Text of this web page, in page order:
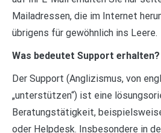
Mailadressen, die im Internet
übrigens für gewöhnlich ins Leere.
Was bedeutet Support erhalten?
Der Support (Anglizismus, von
„unterstützen“) ist eine
Beratungstätigkeit,
oder Helpdesk. Insbesondere in